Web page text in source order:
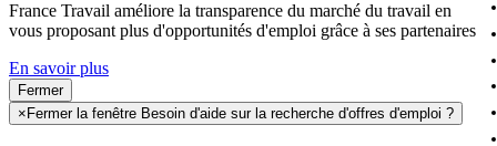
France Travail améliore la transparence du marché du travail en
vous proposant plus d'opportunités d'emploi grâce à ses partenaires
En savoir plus
Fermer
× Fermer la fenêtre Besoin d'aide sur la recherche d'offres d'emploi ?